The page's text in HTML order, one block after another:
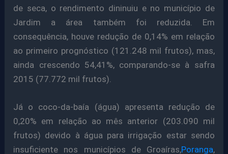
de seca, o rendimento dininuiu e no município de
Jardim a área também foi reduzida. Em
consequência, houve redução de 0,14% em relação
ao primeiro prognóstico (121.248 mil frutos), mas,
ainda crescendo 54,41%, comparando-se à safra
2015 (77.772 mil frutos).
Já o coco-da-baía (água) apresenta redução de
0,20% em relação ao mês anterior (203.090 mil
frutos) devido à água para irrigação estar sendo
insuficiente nos municípios de Groaíras,Poranga,